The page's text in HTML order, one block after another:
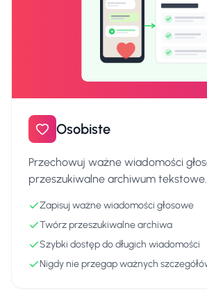
Osobiste
Przechowuj ważne wiadomości
przeszukiwalne archiwum tekstowe.
Zapisuj ważne wiadomości głosowe
Twórz przeszukiwalne archiwa
Szybki dostęp do długich wiadomości
Nigdy nie przegap ważnych